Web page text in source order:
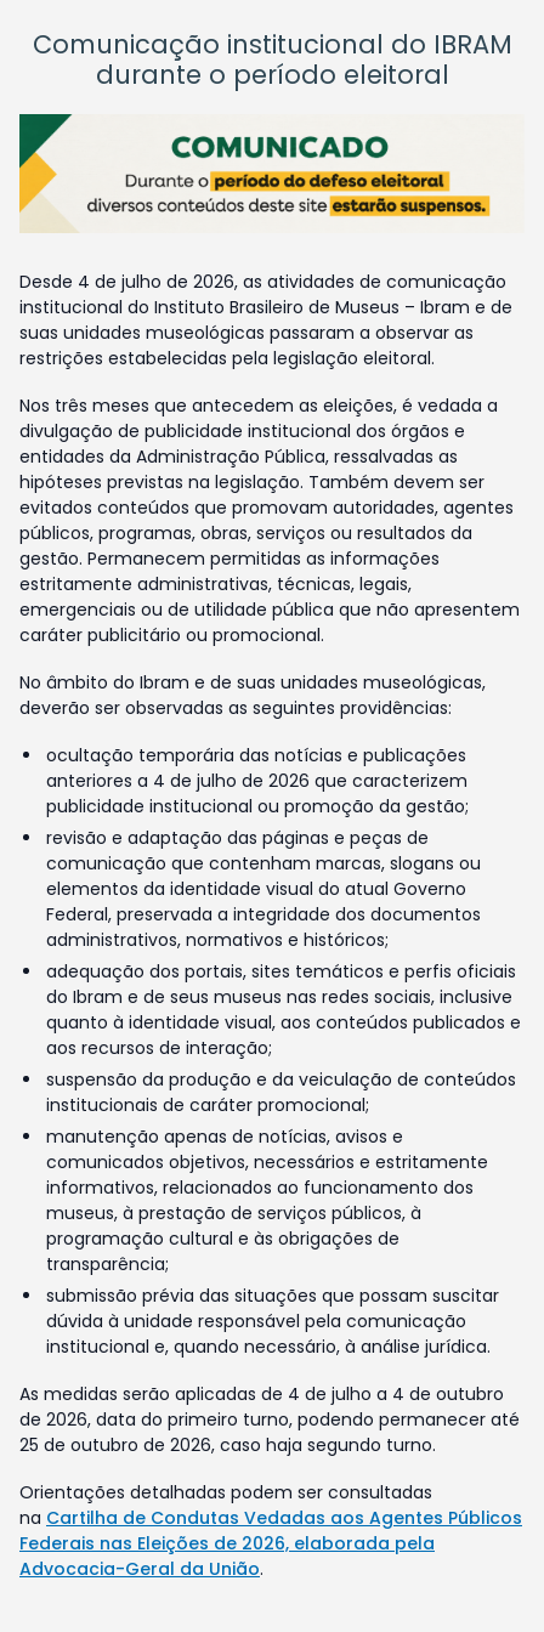
Comunicação institucional do IBRAM
durante o período eleitoral
Desde 4 de julho de 2026, as atividades de comunicação
institucional do Instituto Brasileiro de Museus – Ibram e de
suas unidades museológicas passaram a observar as
restrições estabelecidas pela legislação eleitoral.
Nos três meses que antecedem as eleições, é vedada a
divulgação de publicidade institucional dos órgãos e
entidades da Administração Pública, ressalvadas as
hipóteses previstas na legislação. Também devem ser
evitados conteúdos que promovam autoridades, agentes
públicos, programas, obras, serviços ou resultados da
gestão. Permanecem permitidas as informações
estritamente administrativas, técnicas, legais,
emergenciais ou de utilidade pública que não apresentem
caráter publicitário ou promocional.
No âmbito do Ibram e de suas unidades museológicas,
deverão ser observadas as seguintes providências:
ocultação temporária das notícias e publicações
anteriores a 4 de julho de 2026 que caracterizem
publicidade institucional ou promoção da gestão;
revisão e adaptação das páginas e peças de
comunicação que contenham marcas, slogans ou
elementos da identidade visual do atual Governo
Federal, preservada a integridade dos documentos
administrativos, normativos e históricos;
adequação dos portais, sites temáticos e perfis oficiais
do Ibram e de seus museus nas redes sociais, inclusive
quanto à identidade visual, aos conteúdos publicados e
aos recursos de interação;
suspensão da produção e da veiculação de conteúdos
institucionais de caráter promocional;
manutenção apenas de notícias, avisos e
comunicados objetivos, necessários e estritamente
informativos, relacionados ao funcionamento dos
museus, à prestação de serviços públicos, à
programação cultural e às obrigações de
transparência;
submissão prévia das situações que possam suscitar
dúvida à unidade responsável pela comunicação
institucional e, quando necessário, à análise jurídica.
As medidas serão aplicadas de 4 de julho a 4 de outubro
de 2026, data do primeiro turno, podendo permanecer até
25 de outubro de 2026, caso haja segundo turno.
Orientações detalhadas podem ser consultadas
na Cartilha de Condutas Vedadas aos Agentes Públicos
Federais nas Eleições de 2026, elaborada pela
Advocacia-Geral da União.